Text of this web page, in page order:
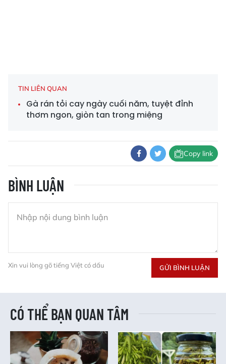
TIN LIÊN QUAN
Gà rán tỏi cay ngày cuối năm, tuyệt đỉnh
thơm ngon, giòn tan trong miệng
Copy link
BÌNH LUẬN
Xin vui lòng gõ tiếng Việt có dấu GỬI BÌNH LUẬN
CÓ THỂ BẠN QUAN TÂM